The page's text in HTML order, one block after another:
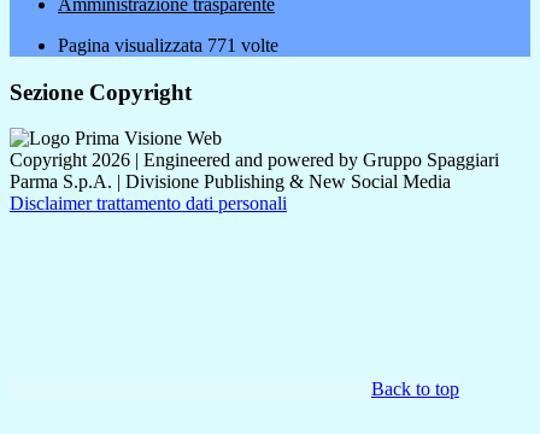
Amministrazione trasparente
Pagina visualizzata 771 volte
Sezione Copyright
Copyright 2026 | Engineered and powered by Gruppo Spaggiari
Parma S.p.A. | Divisione Publishing & New Social Media
Disclaimer trattamento dati personali
Back to top